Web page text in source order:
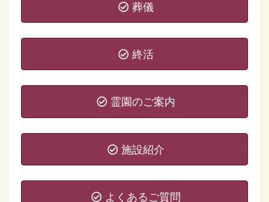
葬儀
終活
霊園のご案内
施設紹介
よくあるご質問